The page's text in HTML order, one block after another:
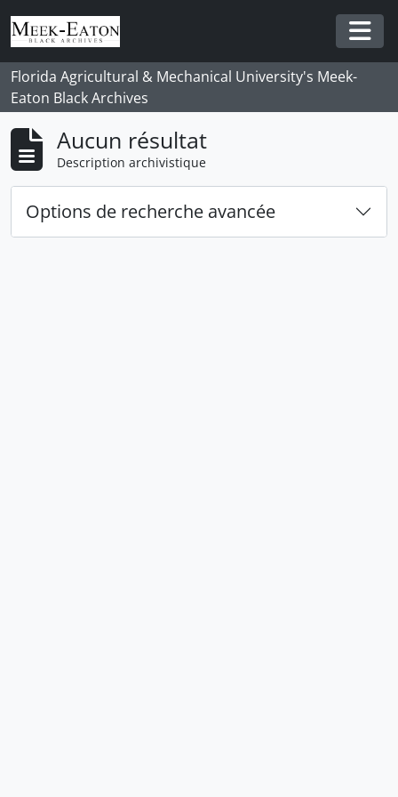
Skip to main content
Florida Agricultural & Mechanical University's Meek-
Eaton Black Archives
Aucun résultat
Description archivistique
Options de recherche avancée